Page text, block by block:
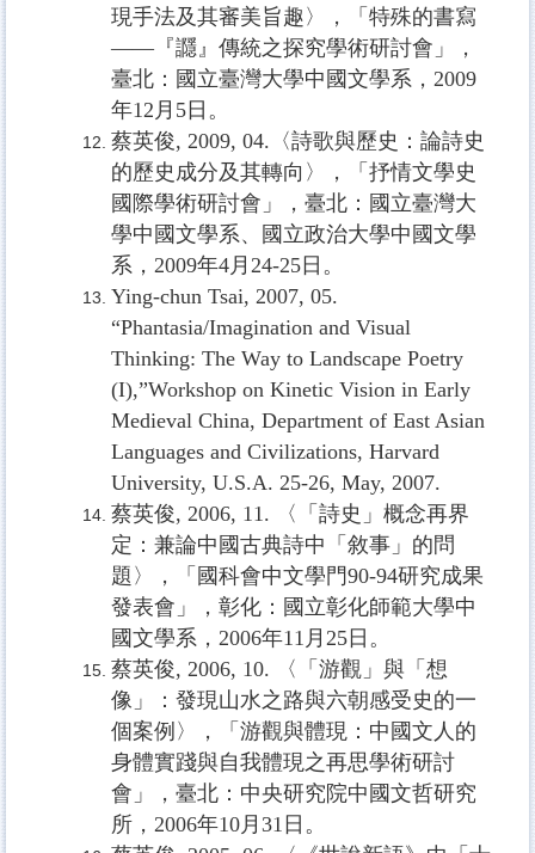
現手法及其審美旨趣〉，「特殊的書寫
——『讔』傳統之探究學術研討會」，
臺北：國立臺灣大學中國文學系， 2009
年12 月 5 日。
蔡英俊, 2009, 04. 〈詩歌與歷史：論詩史
的歷史成分及其轉向〉，「抒情文學史
國際學術研討會」，臺北：國立臺灣大
學中國文學系、國立政治大學中國文學
系， 2009年4月 24-25 日。
Ying-chun Tsai, 2007, 05.
“Phantasia/Imagination and Visual
Thinking: The Way to Landscape Poetry
(I),”Workshop on Kinetic Vision in Early
Medieval China, Department of East Asian
Languages and Civilizations, Harvard
University, U.S.A. 25-26, May, 2007.
蔡英俊, 2006, 11.
〈「詩史」概念再界
定：兼論中國古典詩中「敘事」的問
題〉，「國科會中文學門90-94研究成果
發表會」，彰化：國立彰化師範大學中
國文學系， 2006年11 月 25 日。
蔡英俊, 2006, 10.
〈「游觀」與「想
像」：發現山水之路與六朝感受史的一
個案例〉，「游觀與體現：中國文人的
身體實踐與自我體現之再思學術研討
會」，臺北：中央研究院中國文哲研究
所， 2006年10月 31 日。